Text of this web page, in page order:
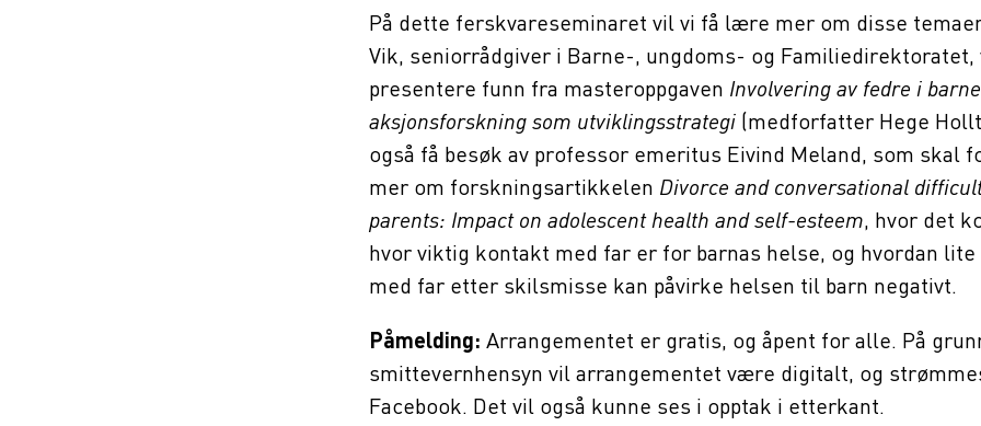
På dette ferskvareseminaret vil vi få lære mer om disse
Vik, seniorrådgiver i Barne-, ungdoms- og Familiedirektoratet,
presentere funn fra masteroppgaven Involvering av fedre i
aksjonsforskning som utviklingsstrategi(medforfatter Hege
også få besøk av professor emeritus Eivind Meland, som skal
mer om forskningsartikkelen Divorce and conversational
parents: Impact on adolescent health and self-esteem, hvor det
hvor viktig kontakt med far er for barnas helse, og hvordan
med far etter skilsmisse kan påvirke helsen til barn negativt.
Påmelding:Arrangementet er gratis, og åpent for alle. På
smittevernhensyn vil arrangementet være digitalt, og
Facebook. Det vil også kunne ses i opptak i etterkant.